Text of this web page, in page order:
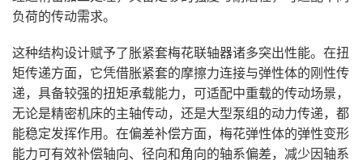
负荷的传动需求。
这种结构设计赋予了胀紧套梅花联轴器诸多突出性能。在扭
矩传递方面，它凭借胀紧套的摩擦力连接与弹性体的刚性传
递，具备较强的扭矩承载能力，可适配中重载的传动场景，
无论是精密机床的主轴传动，还是大型泵组的动力传递，都
能稳定发挥作用。在偏差补偿方面，梅花弹性体的弹性变形
能力可有效补偿轴向、径向和角向的轴系偏差，减少因轴系